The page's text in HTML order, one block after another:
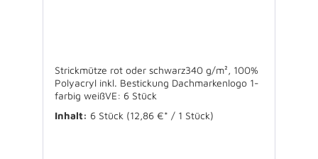
Strickmütze rot oder schwarz340 g/m², 100%
Polyacryl inkl. Bestickung Dachmarkenlogo 1-
farbig weißVE: 6 Stück
Inhalt: 6 Stück (12,86 €* / 1 Stück)